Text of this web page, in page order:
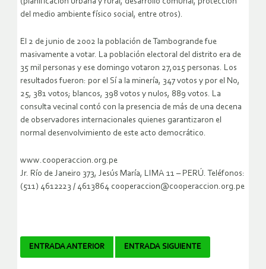
del medio ambiente físico social, entre otros).
El 2 de junio de 2002 la población de Tambogrande fue
masivamente a votar. La población electoral del distrito era de
35 mil personas y ese domingo votaron 27,015 personas. Los
resultados fueron: por el Sí a la minería, 347 votos y por el No,
25, 381 votos; blancos, 398 votos y nulos, 889 votos. La
consulta vecinal contó con la presencia de más de una decena
de observadores internacionales quienes garantizaron el
normal desenvolvimiento de este acto democrático.
www.cooperaccion.org.pe
Jr. Río de Janeiro 373, Jesús María, LIMA 11 – PERÚ. Teléfonos:
(511) 4612223 / 4613864 cooperaccion@cooperaccion.org.pe
Navegador
ENTRADA ANTERIOR ENTRADA SIGUIENTE